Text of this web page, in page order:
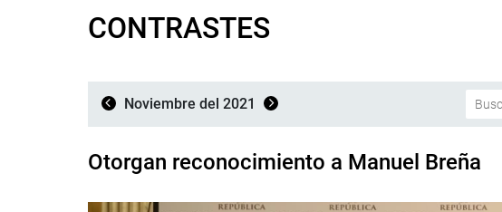
CONTRASTES
Noviembre del 2021
Otorgan reconocimiento a Manuel Breña